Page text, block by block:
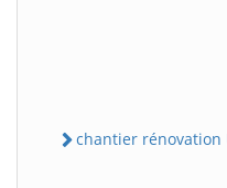
chantier rénovation